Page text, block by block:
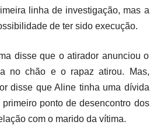
linha de investigação, mas a
de ter sido execução.
disse que o atirador anunciou o
no chão e o rapaz atirou. Mas,
disse que Aline tinha uma dívida
ponto de desencontro dos
com o marido da vítima.